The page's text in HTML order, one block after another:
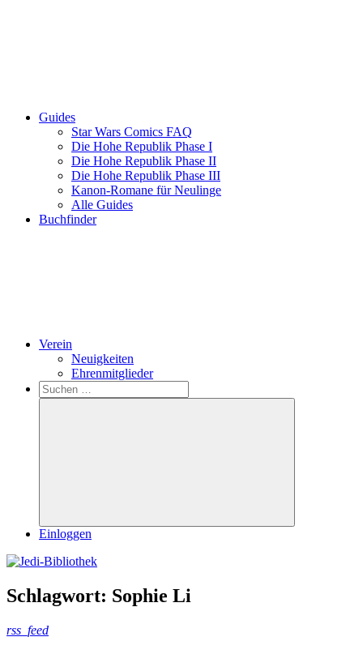
Guides
Star Wars Comics FAQ
Die Hohe Republik Phase I
Die Hohe Republik Phase II
Die Hohe Republik Phase III
Kanon-Romane für Neulinge
Alle Guides
Buchfinder
Verein
Neuigkeiten
Ehrenmitglieder
Search
Suchen
nach:
Suchen
Einloggen
Schlagwort: Sophie Li
rss_feed